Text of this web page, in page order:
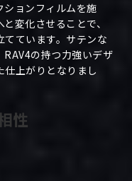
ョンフィルムを施
変化させることで、
ています。サテンな
の持つ力強いデザ
上がりとなりまし
性